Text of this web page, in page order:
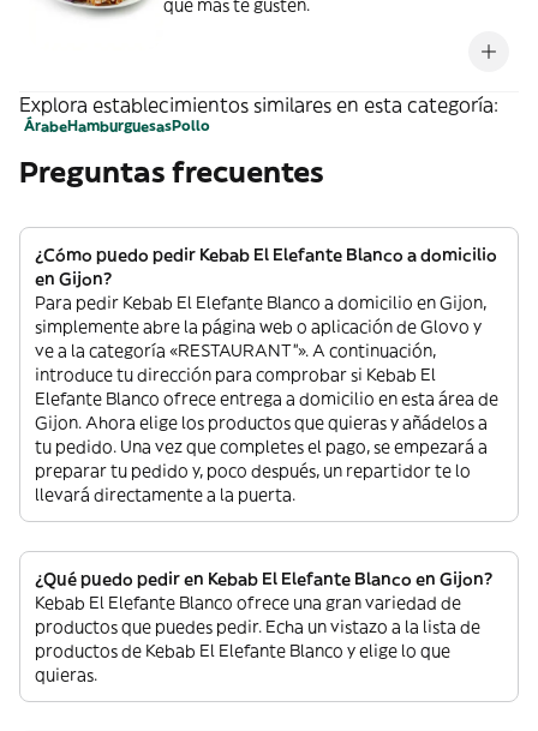
que más te gusten.
Explora establecimientos similares en esta categoría:
ÁrabeHamburguesasPollo
Preguntas frecuentes
¿Cómo puedo pedir Kebab El Elefante Blanco a domicilio
en Gijon?
Para pedir Kebab El Elefante Blanco a domicilio en Gijon,
simplemente abre la página web o aplicación de Glovo y
ve a la categoría «RESTAURANT”». A continuación,
introduce tu dirección para comprobar si Kebab El
Elefante Blanco ofrece entrega a domicilio en esta área de
Gijon. Ahora elige los productos que quieras y añádelos a
tu pedido. Una vez que completes el pago, se empezará a
preparar tu pedido y, poco después, un repartidor te lo
llevará directamente a la puerta.
¿Qué puedo pedir en Kebab El Elefante Blanco en Gijon?
Kebab El Elefante Blanco ofrece una gran variedad de
productos que puedes pedir. Echa un vistazo a la lista de
productos de Kebab El Elefante Blanco y elige lo que
quieras.